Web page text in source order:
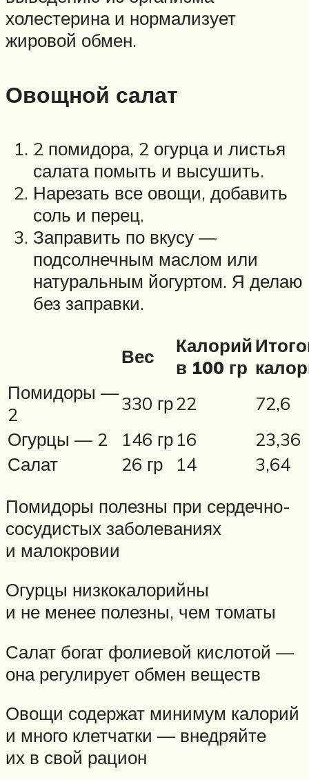
холестерина и нормализует
жировой обмен.
Овощной салат
2 помидора, 2 огурца и листья
салата помыть и высушить.
Нарезать все овощи, добавить
соль и перец.
Заправить по вкусу —
подсолнечным маслом или
натуральным йогуртом. Я делаю
без заправки.
Вес
Калорий
в 100 гр
Помидоры —
2
330 гр22
72,6
Огурцы — 2
146 гр 16
23,36
Салат
26 гр 14
3,64
Помидоры полезны при сердечно-
сосудистых заболеваниях
и малокровии
Огурцы низкокалорийны
и не менее полезны, чем томаты
Салат богат фолиевой кислотой —
она регулирует обмен веществ
Овощи содержат минимум калорий
и много клетчатки — внедряйте
их в свой рацион